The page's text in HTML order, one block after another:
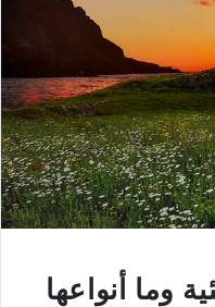
وما أنواعها